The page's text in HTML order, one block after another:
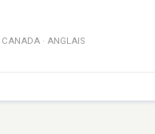
CANADA · ANGLAIS